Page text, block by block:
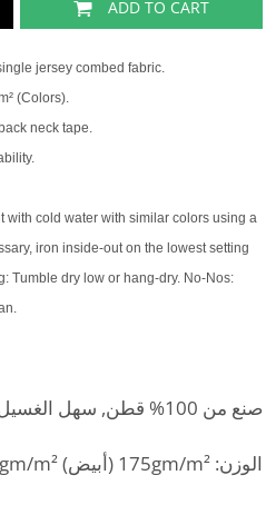
ADD TO CART
jersey combed fabric.
(Colors).
neck tape.
with cold water with similar colors using a
iron inside-out on the lowest setting
Tumble dry low or hang-dry. No-Nos:
صنع من 100% قطن, سهل الغسيل و التنشيف.
الوزن: 175gm/m² (أبيض) 150gm/m² (ملون).